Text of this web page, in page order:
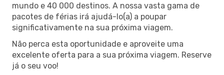
mundo e 40 000 destinos. A nossa vasta gama de
pacotes de férias irá ajudá-lo(a) a poupar
significativamente na sua próxima viagem.
Não perca esta oportunidade e aproveite uma
excelente oferta para a sua próxima viagem. Reserve
já o seu voo!